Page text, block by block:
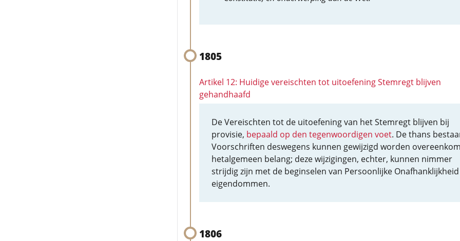
1805
Artikel 12: Huidige vereischten tot uitoefening Stemregt blijven
gehandhaafd
De Vereischten tot de uitoefening van het Stemregt blijven bij
provisie, bepaald op den tegenwoordigen voet. De thans
Voorschriften deswegens kunnen gewijzigd worden
hetalgemeen belang; deze wijzigingen, echter, kunnen nimmer
strijdig zijn met de beginselen van Persoonlijke
eigendommen.
1806